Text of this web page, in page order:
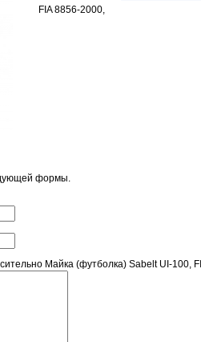
FIA 8856-2000,
формы.
Майка (футболка) Sabelt UI-100,